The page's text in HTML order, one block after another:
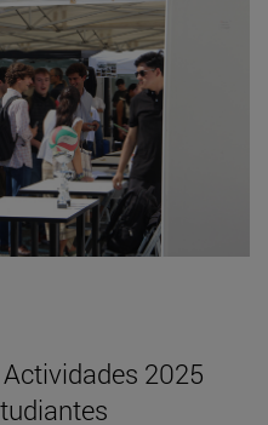
2025